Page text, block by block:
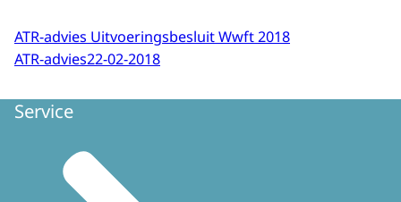
ATR-advies Uitvoeringsbesluit Wwft 2018
ATR-advies22-02-2018
Service